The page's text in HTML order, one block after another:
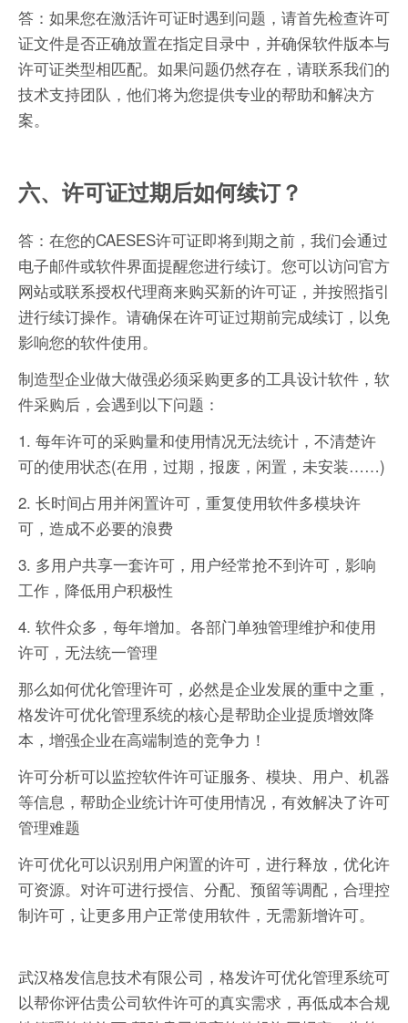
答：如果您在激活许可证时遇到问题，请首先检查许可
证文件是否正确放置在指定目录中，并确保软件版本与
许可证类型相匹配。如果问题仍然存在，请联系我们的
技术支持团队，他们将为您提供专业的帮助和解决方
案。
六、许可证过期后如何续订？
答：在您的CAESES许可证即将到期之前，我们会通过
电子邮件或软件界面提醒您进行续订。您可以访问官方
网站或联系授权代理商来购买新的许可证，并按照指引
进行续订操作。请确保在许可证过期前完成续订，以免
影响您的软件使用。
制造型企业做大做强必须采购更多的工具设计软件，软
件采购后，会遇到以下问题：
1. 每年许可的采购量和使用情况无法统计，不清楚许
可的使用状态(在用，过期，报废，闲置，未安装……)
2. 长时间占用并闲置许可，重复使用软件多模块许
可，造成不必要的浪费
3. 多用户共享一套许可，用户经常抢不到许可，影响
工作，降低用户积极性
4. 软件众多，每年增加。各部门单独管理维护和使用
许可，无法统一管理
那么如何优化管理许可，必然是企业发展的重中之重，
格发许可优化管理系统的核心是帮助企业提质增效降
本，增强企业在高端制造的竞争力！
许可分析可以监控软件许可证服务、模块、用户、机器
等信息，帮助企业统计许可使用情况，有效解决了许可
管理难题
许可优化可以识别用户闲置的许可，进行释放，优化许
可资源。对许可进行授信、分配、预留等调配，合理控
制许可，让更多用户正常使用软件，无需新增许可。
武汉格发信息技术有限公司，格发许可优化管理系统可
以帮你评估贵公司软件许可的真实需求，再低成本合规